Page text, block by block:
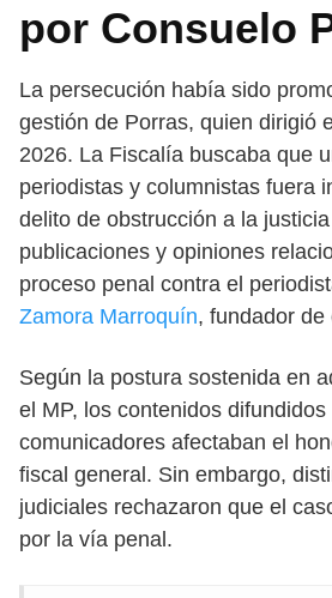
por Consuelo
La persecución había sido
gestión de Porras, quien dirigió
2026. La Fiscalía buscaba que
periodistas y columnistas fuera
delito de obstrucción a la
publicaciones y opiniones
proceso penal contra el
Zamora Marroquín, fundador de
Según la postura sostenida en
el MP, los contenidos difundidos
comunicadores afectaban el
fiscal general. Sin embargo,
judiciales rechazaron que el
por la vía penal.